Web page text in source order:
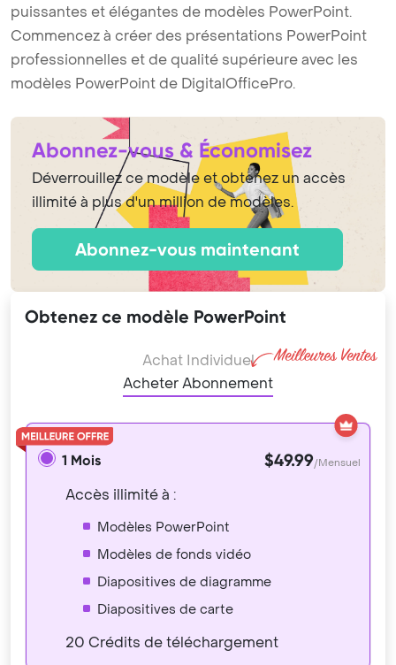
puissantes et élégantes de modèles PowerPoint.
Commencez à créer des présentations PowerPoint
professionnelles et de qualité supérieure avec les
modèles PowerPoint de DigitalOfficePro.
Abonnez-vous & Économisez
Déverrouillez ce modèle et obtenez un accès
illimité à plus d'un million de modèles.
Abonnez-vous maintenant
Obtenez ce modèle PowerPoint
Achat Individuel
Acheter Abonnement
1 Mois $49.99/Mensuel
Accès illimité à :
Modèles PowerPoint
Modèles de fonds vidéo
Diapositives de diagramme
Diapositives de carte
20 Crédits de téléchargement